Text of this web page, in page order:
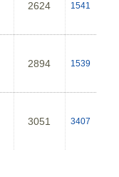
2624 1541
2894 1539
3051 3407